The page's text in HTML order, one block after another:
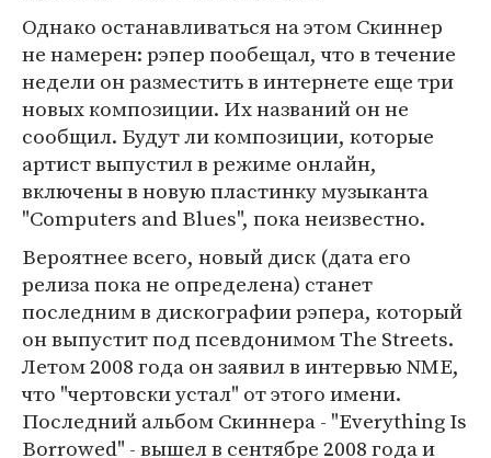
Однако останавливаться на этом Скиннер
не намерен: рэпер пообещал, что в течение
недели он разместить в интернете еще три
новых композиции. Их названий он не
сообщил. Будут ли композиции, которые
артист выпустил в режиме онлайн,
включены в новую пластинку музыканта
"Computers and Blues", пока неизвестно.
Вероятнее всего, новый диск (дата его
релиза пока не определена) станет
последним в дискографии рэпера, который
он выпустит под псевдонимом The Streets.
Летом 2008 года он заявил в интервью NME,
что "чертовски устал" от этого имени.
Последний альбом Скиннера - "Everything Is
Borrowed" - вышел в сентябре 2008 года и